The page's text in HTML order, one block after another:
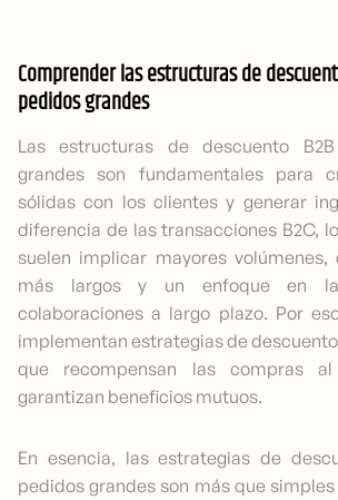
Comprender las estructuras de
pedidos grandes
Las estructuras de descuento
grandes son fundamentales para
sólidas con los clientes y generar
diferencia de las transacciones B2C,
suelen implicar mayores
más largos y un enfoque en
colaboraciones a largo plazo. Por
implementan estrategias de
que recompensan las compras
garantizan beneficios mutuos.
En esencia, las estrategias de
pedidos grandes son más que